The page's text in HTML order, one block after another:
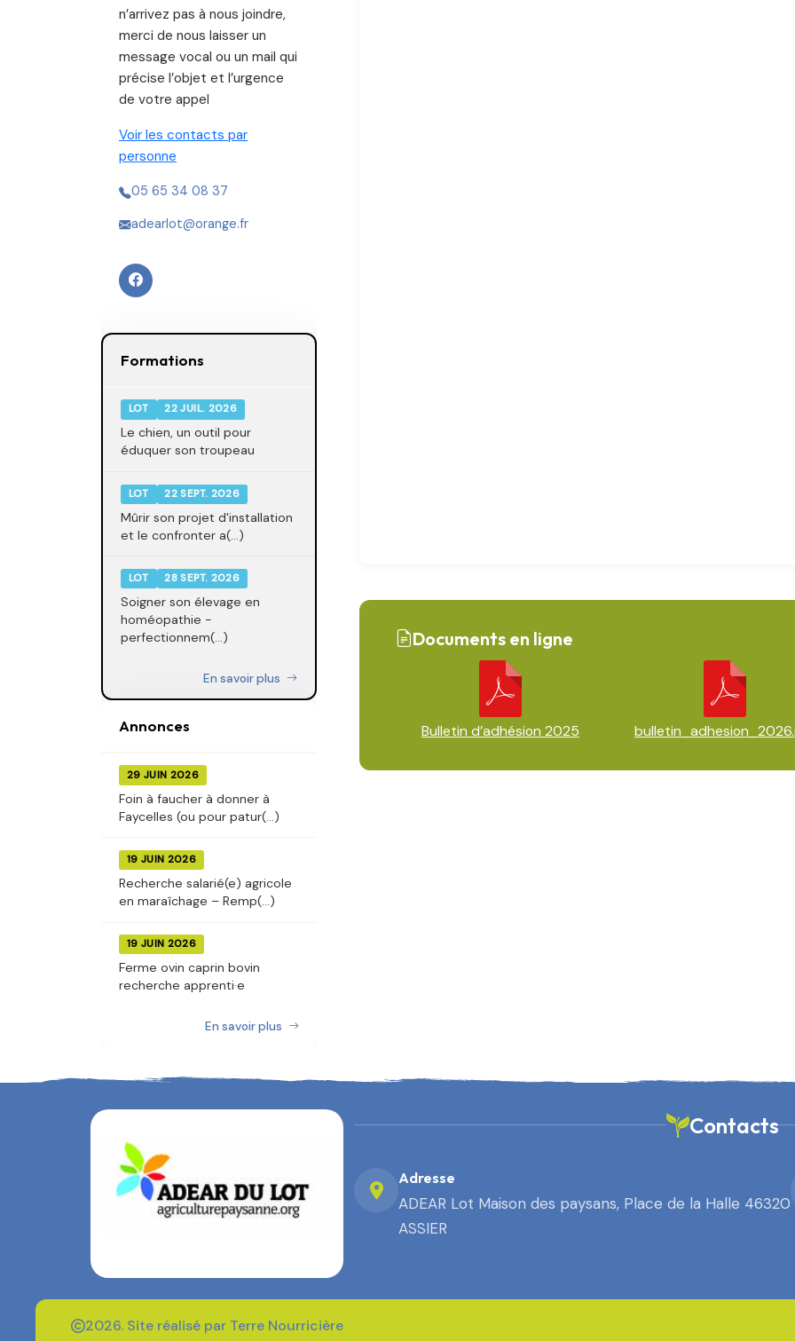
n’arrivez pas à nous joindre,
merci de nous laisser un
message vocal ou un mail qui
précise l’objet et l’urgence
de votre appel
Voir les contacts par
personne
05 65 34 08 37
adearlot@orange.fr
Formations
LOT 22 JUIL. 2026
Le chien, un outil pour
éduquer son troupeau
LOT 22 SEPT. 2026
Mûrir son projet d'installation
et le confronter a(...)
LOT 28 SEPT. 2026
Soigner son élevage en
homéopathie -
perfectionnem(...)
En savoir plus
Annonces
29 JUIN 2026
Foin à faucher à donner à
Faycelles (ou pour patur(...)
19 JUIN 2026
Recherche salarié(e) agricole
en maraîchage – Remp(...)
19 JUIN 2026
Ferme ovin caprin bovin
recherche apprenti·e
En savoir plus
Documents en ligne
Bulletin d’adhésion 2025
Contacts
Adresse
ADEAR Lot Maison des paysans, Place de la Halle 46320
ASSIER
2026. Site réalisé par Terre Nourricière